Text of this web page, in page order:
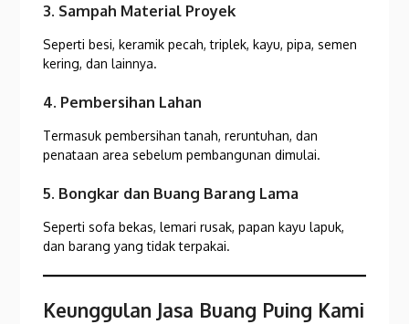
3. Sampah Material Proyek
Seperti besi, keramik pecah, triplek, kayu, pipa, semen
kering, dan lainnya.
4. Pembersihan Lahan
Termasuk pembersihan tanah, reruntuhan, dan
penataan area sebelum pembangunan dimulai.
5. Bongkar dan Buang Barang Lama
Seperti sofa bekas, lemari rusak, papan kayu lapuk,
dan barang yang tidak terpakai.
Keunggulan Jasa Buang Puing Kami